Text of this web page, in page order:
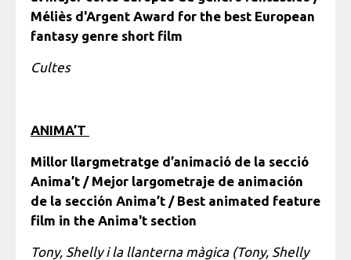
Méliès d'Argent Award for the best European
fantasy genre short film
Cultes
ANIMA’T
Millor llargmetratge d’animació de la secció
Anima’t / Mejor largometraje de animación
de la sección Anima’t / Best animated feature
film in the Anima't section
Tony, Shelly i la llanterna màgica (Tony, Shelly